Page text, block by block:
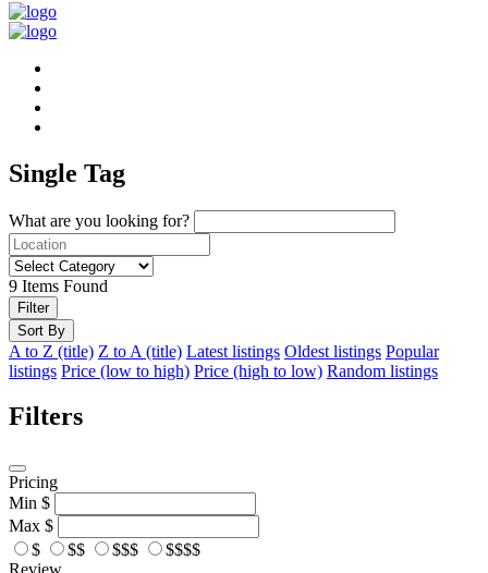
Single Tag
What are you looking for?
9 Items Found
Filter
Sort By
A to Z (title) Z to A (title) Latest listings Oldest listings Popular
listings Price (low to high) Price (high to low) Random listings
Filters
Pricing
Min $
Max $
$
$$ $$$
$$$$